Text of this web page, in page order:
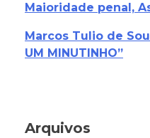
Maioridade penal,
Marcos Tulio de
UM MINUTINHO”
Arquivos